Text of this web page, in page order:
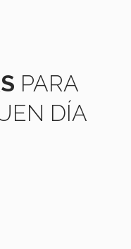
PARA
DÍA